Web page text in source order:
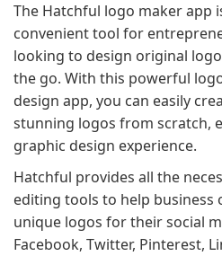
The Hatchful logo maker app
convenient tool for
looking to design original
the go. With this powerful
design app, you can easily
stunning logos from scratch,
graphic design experience.
Hatchful provides all the
editing tools to help business
unique logos for their social
Facebook, Twitter, Pinterest,